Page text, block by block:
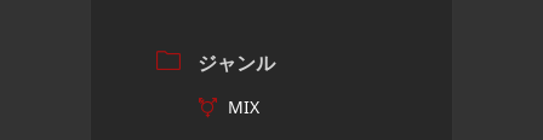
ジャンル
MIX